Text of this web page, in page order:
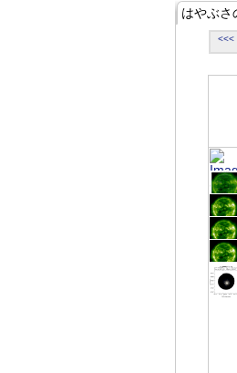
はやぶさ
<<<